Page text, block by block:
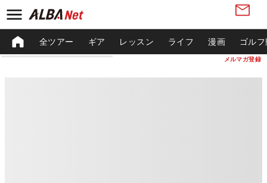
メルマガ登録
全ツアー ギア レッスン ライフ 漫画 ゴル